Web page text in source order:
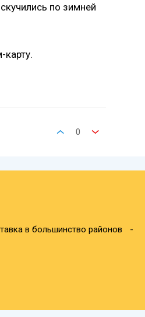
по зимней
0
в большинство районов -